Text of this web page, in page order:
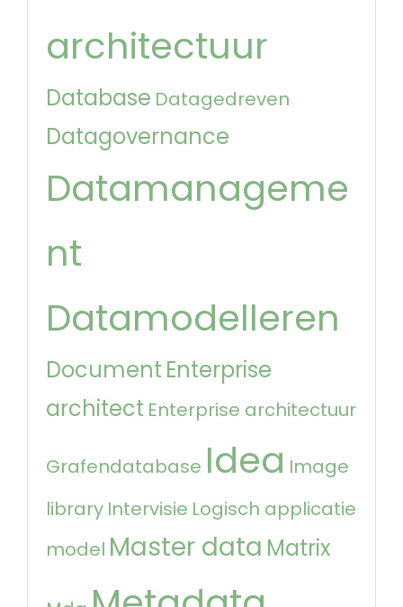
architectuur
Database Datagedreven
Datagovernance
Datamanageme
nt
Datamodelleren
Document Enterprise
architect Enterprise architectuur
Grafendatabase Idea Image
library Intervisie Logisch applicatie
model Master data Matrix